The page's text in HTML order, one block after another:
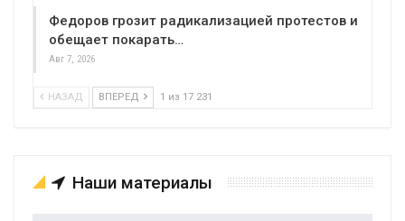
Федоров грозит радикализацией протестов и
обещает покарать…
Авг 7, 2026
НАЗАД ВПЕРЕД 1 из 17 231
Наши материалы